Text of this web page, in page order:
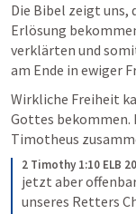
Die Bibel zeigt uns,
Erlösung
verklärten und
am Ende in ewiger
Wirkliche Freiheit
Gottes bekommen.
Timotheus
2 Timothy 1:10 ELB
jetzt aber
unseres Retters